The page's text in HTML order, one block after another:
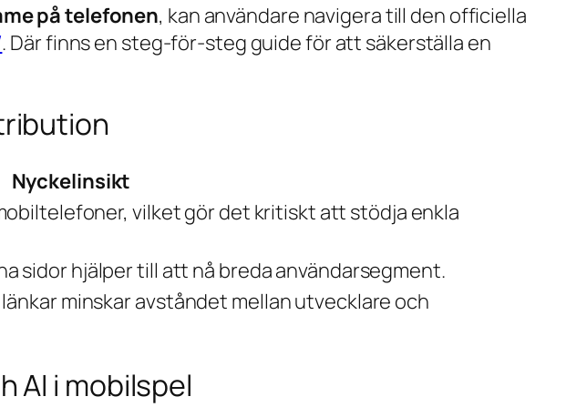
på telefonen, kan användare navigera till den officiella
. Där finns en steg-för-steg guide för att säkerställa en
Nyckelinsikt
vilket gör det kritiskt att stödja enkla
sidor hjälper till att nå breda användarsegment.
minskar avståndet mellan utvecklare och
AI i mobilspel